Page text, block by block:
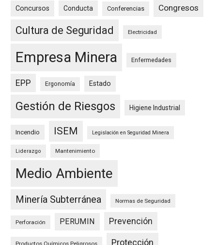
Concursos Conducta Conferencias Congresos
Cultura de Seguridad Electricidad
Empresa Minera Enfermedades
EPP Ergonomía Estado
Gestión de Riesgos Higiene Industrial
Incendio ISEM Legislación en Seguridad Minera
Liderazgo Mantenimiento
Medio Ambiente
Minería Subterránea Normas de Seguridad
Perforación PERUMIN Prevención
Productos Químicos Peligrosos Protección